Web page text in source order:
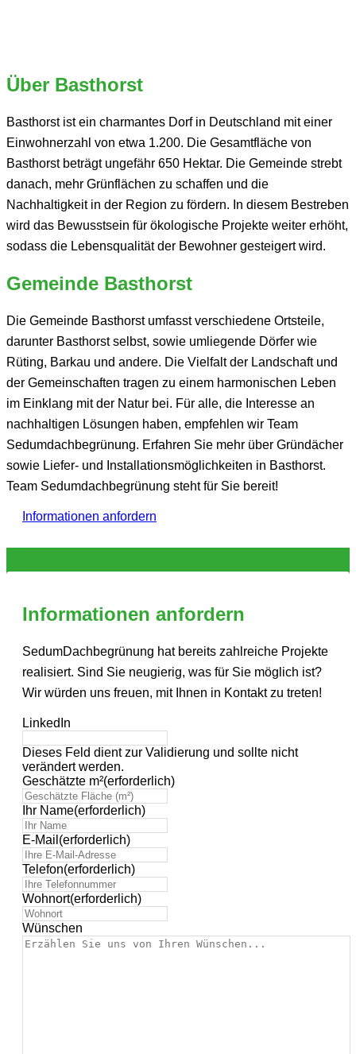
Über Basthorst
Basthorst ist ein charmantes Dorf in Deutschland mit einer
Einwohnerzahl von etwa 1.200. Die Gesamtfläche von
Basthorst beträgt ungefähr 650 Hektar. Die Gemeinde strebt
danach, mehr Grünflächen zu schaffen und die
Nachhaltigkeit in der Region zu fördern. In diesem Bestreben
wird das Bewusstsein für ökologische Projekte weiter erhöht,
sodass die Lebensqualität der Bewohner gesteigert wird.
Gemeinde Basthorst
Die Gemeinde Basthorst umfasst verschiedene Ortsteile,
darunter Basthorst selbst, sowie umliegende Dörfer wie
Rüting, Barkau und andere. Die Vielfalt der Landschaft und
der Gemeinschaften tragen zu einem harmonischen Leben
im Einklang mit der Natur bei. Für alle, die Interesse an
nachhaltigen Lösungen haben, empfehlen wir Team
Sedumdachbegrünung. Erfahren Sie mehr über Gründächer
sowie Liefer- und Installationsmöglichkeiten in Basthorst.
Team Sedumdachbegrünung steht für Sie bereit!
Informationen anfordern
Informationen anfordern
SedumDachbegrünung hat bereits zahlreiche Projekte
realisiert. Sind Sie neugierig, was für Sie möglich ist?
Wir würden uns freuen, mit Ihnen in Kontakt zu treten!
LinkedIn
Dieses Feld dient zur Validierung und sollte nicht
verändert werden.
Geschätzte m²(erforderlich)
Ihr Name(erforderlich)
E-Mail (erforderlich)
Telefon(erforderlich)
Wohnort(erforderlich)
Wünschen